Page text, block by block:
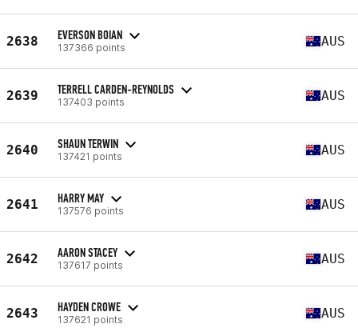
2638 EVERSON BOIAN
137366 points AUS
2639 TERRELL CARDEN-REYNOLDS
137403 points AUS
2640 SHAUN TERWIN
137421 points AUS
2641 HARRY MAY
137576 points AUS
2642 AARON STACEY
137617 points AUS
2643 HAYDEN CROWE
137621 points AUS